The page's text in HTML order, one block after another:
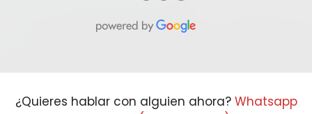
¿Quieres hablar con alguien ahora? Whatsapp